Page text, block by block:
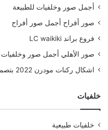
أجمل صور وخلفيات للطبيعة
صور أفراح أجمل صور أفراح
فروع براند LC waikiki
صور الأهلي أجمل صور وخلفيات
اشكال ركنات مودرن 2022 بتصميمات رائعة
خلفيات
خلفيات طبيعية